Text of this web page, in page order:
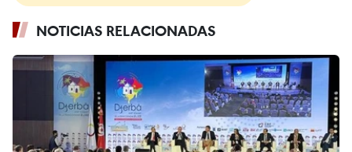
NOTICIAS RELACIONADAS